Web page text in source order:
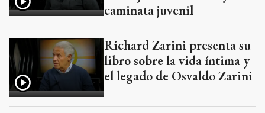
caminata juvenil
Richard Zarini presenta su
libro sobre la vida íntima y
el legado de Osvaldo Zarini